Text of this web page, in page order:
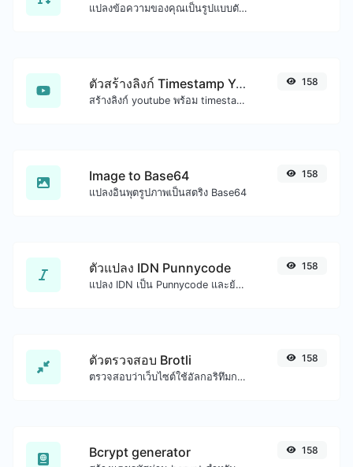
แปลงข้อความของคุณเป็นรูปแบบตัวพิมพ์ใดก็ได้ เช่น ตัวพิมพ์เล็ก ตัวพิมพ์ใหญ่ camelCase...etc.
ตัวสร้างลิงก์ Timestamp YouTube
สร้างลิงก์ youtube พร้อม timestamp เริ่มต้นที่แน่นอน มีประโยชน์สำหรับผู้ใช้มือถือ
158
Image to Base64
แปลงอินพุตรูปภาพเป็นสตริง Base64
158
ตัวแปลง IDN Punnycode
แปลง IDN เป็น Punnycode และย้อนกลับได้อย่างง่ายดาย
158
ตัวตรวจสอบ Brotli
ตรวจสอบว่าเว็บไซต์ใช้อัลกอริทึมการบีบอัด Brotli หรือไม่
158
Bcrypt generator 158